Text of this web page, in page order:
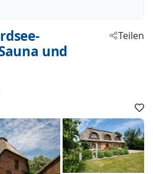
und
Teilen